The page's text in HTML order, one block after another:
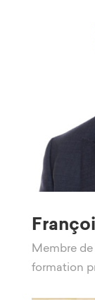
Membre
formation